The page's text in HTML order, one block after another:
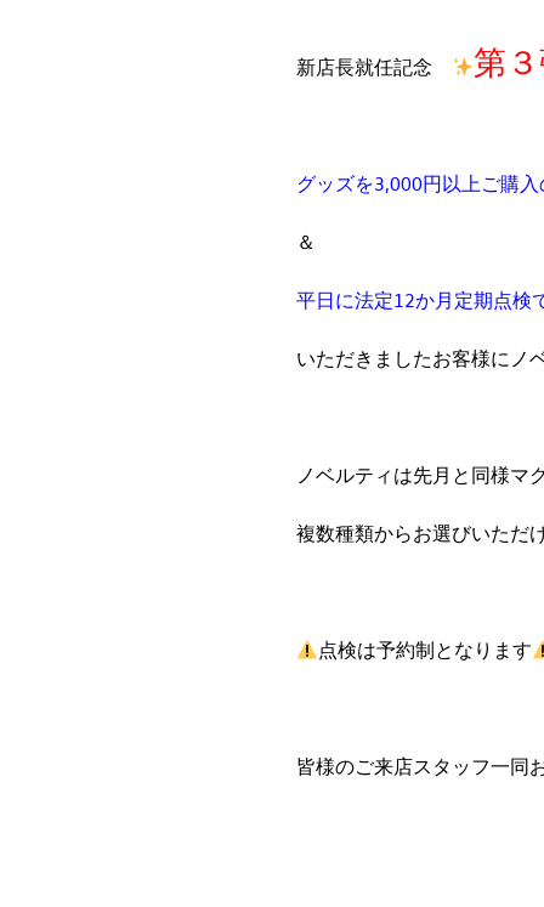
新店長就任記念 第
グッズを3,000円以上ご購
＆
平日に法定12か月定期点検
いただきましたお客様にノ
ノベルティは先月と同様マ
複数種類からお選びいただ
点検は予約制となります
皆様のご来店スタッフ一同